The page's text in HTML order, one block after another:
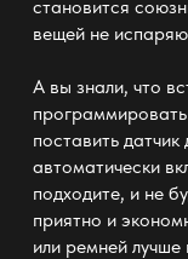
становится
вещей не
А вы знали, что
поставить
автоматически
подходите, и не
приятно и
или ремней